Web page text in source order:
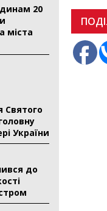
20
міста
Святого
України
до